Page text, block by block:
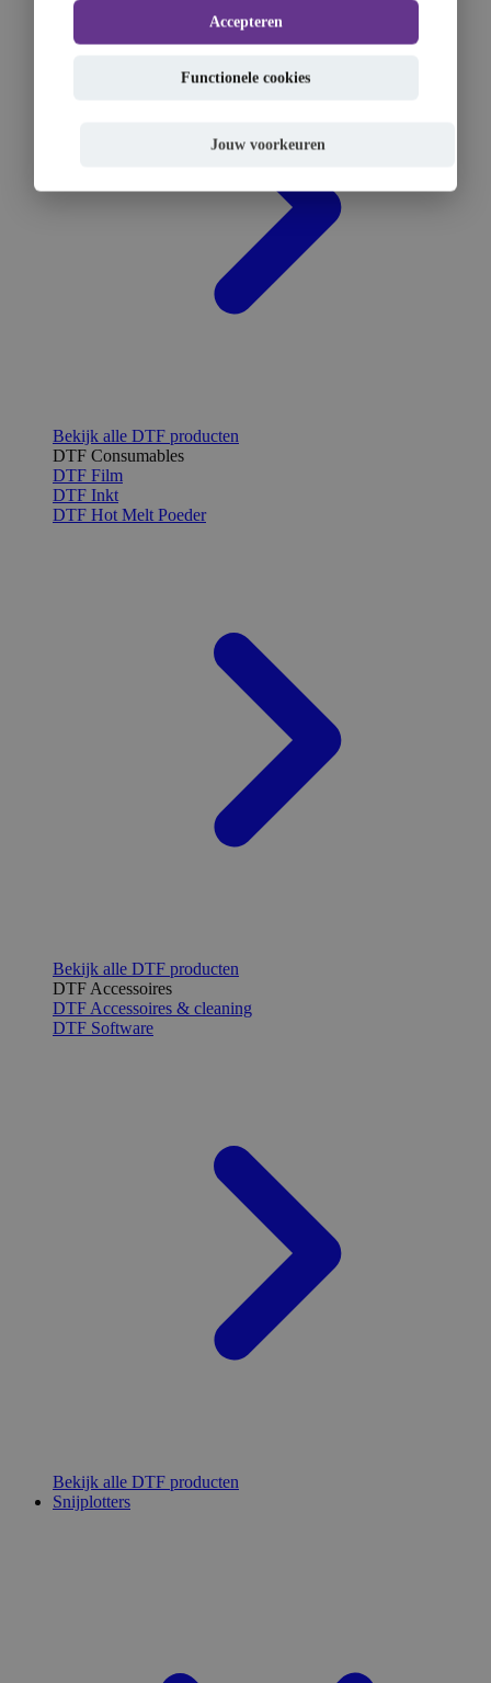
Bekijk alle DTF producten
DTF Consumables
DTF Film
DTF Inkt
DTF Hot Melt Poeder
Bekijk alle DTF producten
DTF Accessoires
DTF Accessoires & cleaning
DTF Software
Bekijk alle DTF producten
Snijplotters
Accepteren
Functionele cookies
Jouw voorkeuren